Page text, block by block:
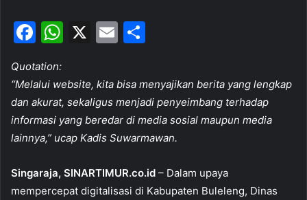
F
c
e
b
o
o
k
W
at
s
A
p
p
X
E
ai
l
ar
e
Quotation:
“Melalui website, kita bisa menyajikan berita yang lengkap
dan akurat, sekaligus menjadi penyeimbang terhadap
informasi yang beredar di media sosial maupun media
lainnya,” ucap Kadis Suwarmawan.
Singaraja, SINARTIMUR.co.id – Dalam upaya
mempercepat digitalisasi di Kabupaten Buleleng, Dinas